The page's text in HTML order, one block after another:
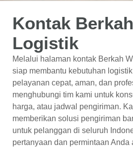
Kontak
Logistik
Melalui halaman kontak Berkah
siap membantu kebutuhan
pelayanan cepat, aman, dan
menghubungi tim kami untuk
harga, atau jadwal pengiriman.
memberikan solusi pengiriman
untuk pelanggan di seluruh
pertanyaan dan permintaan Anda